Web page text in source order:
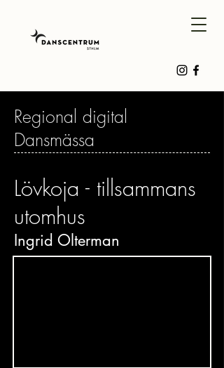
Regional digital
Dansmässa
Lövkoja - tillsammans
utomhus
Ingrid Olterman